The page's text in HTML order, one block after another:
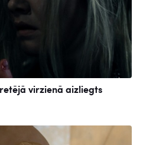
virzienā aizliegts